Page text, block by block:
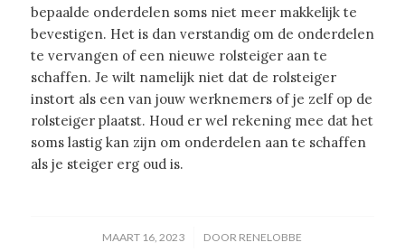
bepaalde onderdelen soms niet meer makkelijk te
bevestigen. Het is dan verstandig om de onderdelen
te vervangen of een nieuwe rolsteiger aan te
schaffen. Je wilt namelijk niet dat de rolsteiger
instort als een van jouw werknemers of je zelf op de
rolsteiger plaatst. Houd er wel rekening mee dat het
soms lastig kan zijn om onderdelen aan te schaffen
als je steiger erg oud is.
MAART 16, 2023
/ DOOR RENELOBBE